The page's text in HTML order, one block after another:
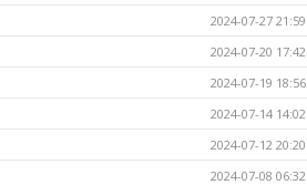
2024-07-27 21:59
2024-07-20 17:42
2024-07-19 18:56
2024-07-14 14:02
2024-07-12 20:20
2024-07-08 06:32